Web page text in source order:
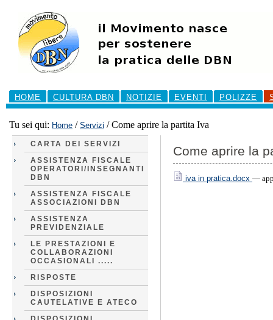
contenuti.
navigazione
Sezioni
HOME
CULTURA DBN NOTIZIE EVENTI POLIZZE
Tu sei qui: Home / Servizi /Come aprire la partita Iva
CARTA DEI SERVIZI
ASSISTENZA FISCALE
OPERATORI/INSEGNANTI
DBN
ASSISTENZA FISCALE
ASSOCIAZIONI DBN
ASSISTENZA
PREVIDENZIALE
LE PRESTAZIONI E
COLLABORAZIONI
OCCASIONALI .....
RISPOSTE
DISPOSIZIONI
CAUTELATIVE E ATECO
Come aprire la
iva in pratica.docx —